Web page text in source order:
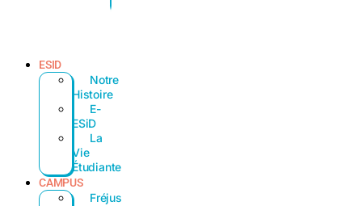
ESID
Notre
Histoire
E-
ESiD
La
Vie
Étudiante
CAMPUS
Fréjus